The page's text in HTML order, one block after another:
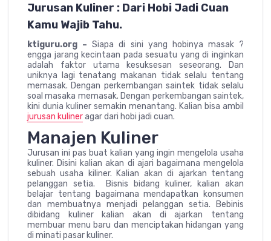
Jurusan Kuliner : Dari Hobi Jadi Cuan
Kamu Wajib Tahu.
ktiguru.org –Siapa di sini yang hobinya masak ?
engga jarang kecintaan pada sesuatu yang di inginkan
adalah faktor utama kesuksesan seseorang. Dan
uniknya lagi tenatang makanan tidak selalu tentang
memasak. Dengan perkembangan saintek tidak selalu
soal masaka memasak. Dengan perkembangan saintek,
kini dunia kuliner semakin menantang. Kalian bisa ambil
jurusan kulineragar dari hobi jadi cuan.
Manajen Kuliner
Jurusan ini pas buat kalian yang ingin mengelola usaha
kuliner. Disini kalian akan di ajari bagaimana mengelola
sebuah usaha kiliner. Kalian akan di ajarkan tentang
pelanggan setia. Bisnis bidang kuliner, kalian akan
belajar tentang bagaimana mendapatkan konsumen
dan membuatnya menjadi pelanggan setia. Bebinis
dibidang kuliner kalian akan di ajarkan tentang
membuar menu baru dan menciptakan hidangan yang
di minati pasar kuliner.